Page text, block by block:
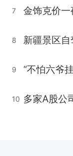
7 金饰克价
8
9
10 多家A股公